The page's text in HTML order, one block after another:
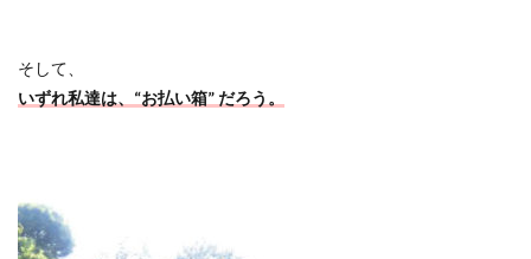
そして、
いずれ私達は、 “お払い箱” だろう。